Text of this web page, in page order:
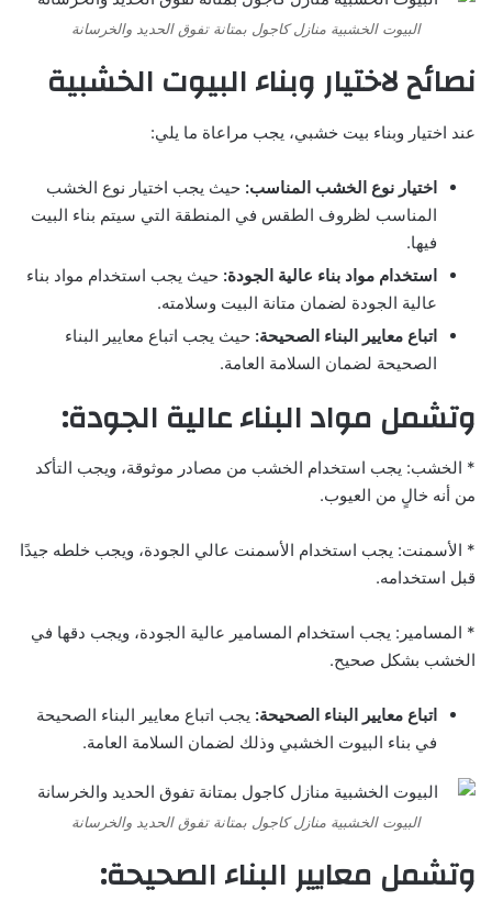
البيوت الخشبية منازل كاجول بمتانة تفوق الحديد والخرسانة
نصائح لاختيار وبناء البيوت الخشبية
عند اختيار وبناء بيت خشبي، يجب مراعاة ما يلي:
اختيار نوع الخشب المناسب: حيث يجب اختيار نوع الخشب
المناسب لظروف الطقس في المنطقة التي سيتم بناء البيت
فيها.
استخدام مواد بناء عالية الجودة: حيث يجب استخدام مواد بناء
عالية الجودة لضمان متانة البيت وسلامته.
اتباع معايير البناء الصحيحة: حيث يجب اتباع معايير البناء
الصحيحة لضمان السلامة العامة.
وتشمل مواد البناء عالية الجودة:
* الخشب: يجب استخدام الخشب من مصادر موثوقة، ويجب التأكد
من أنه خالٍ من العيوب.
* الأسمنت: يجب استخدام الأسمنت عالي الجودة، ويجب خلطه جيدًا
قبل استخدامه.
* المسامير: يجب استخدام المسامير عالية الجودة، ويجب دقها في
الخشب بشكل صحيح.
اتباع معايير البناء الصحيحة: يجب اتباع معايير البناء الصحيحة
في بناء البيوت الخشبي وذلك لضمان السلامة العامة.
البيوت الخشبية منازل كاجول بمتانة تفوق الحديد والخرسانة
وتشمل معايير البناء الصحيحة: